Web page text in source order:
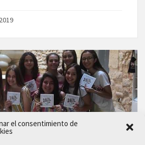
el consentimiento de